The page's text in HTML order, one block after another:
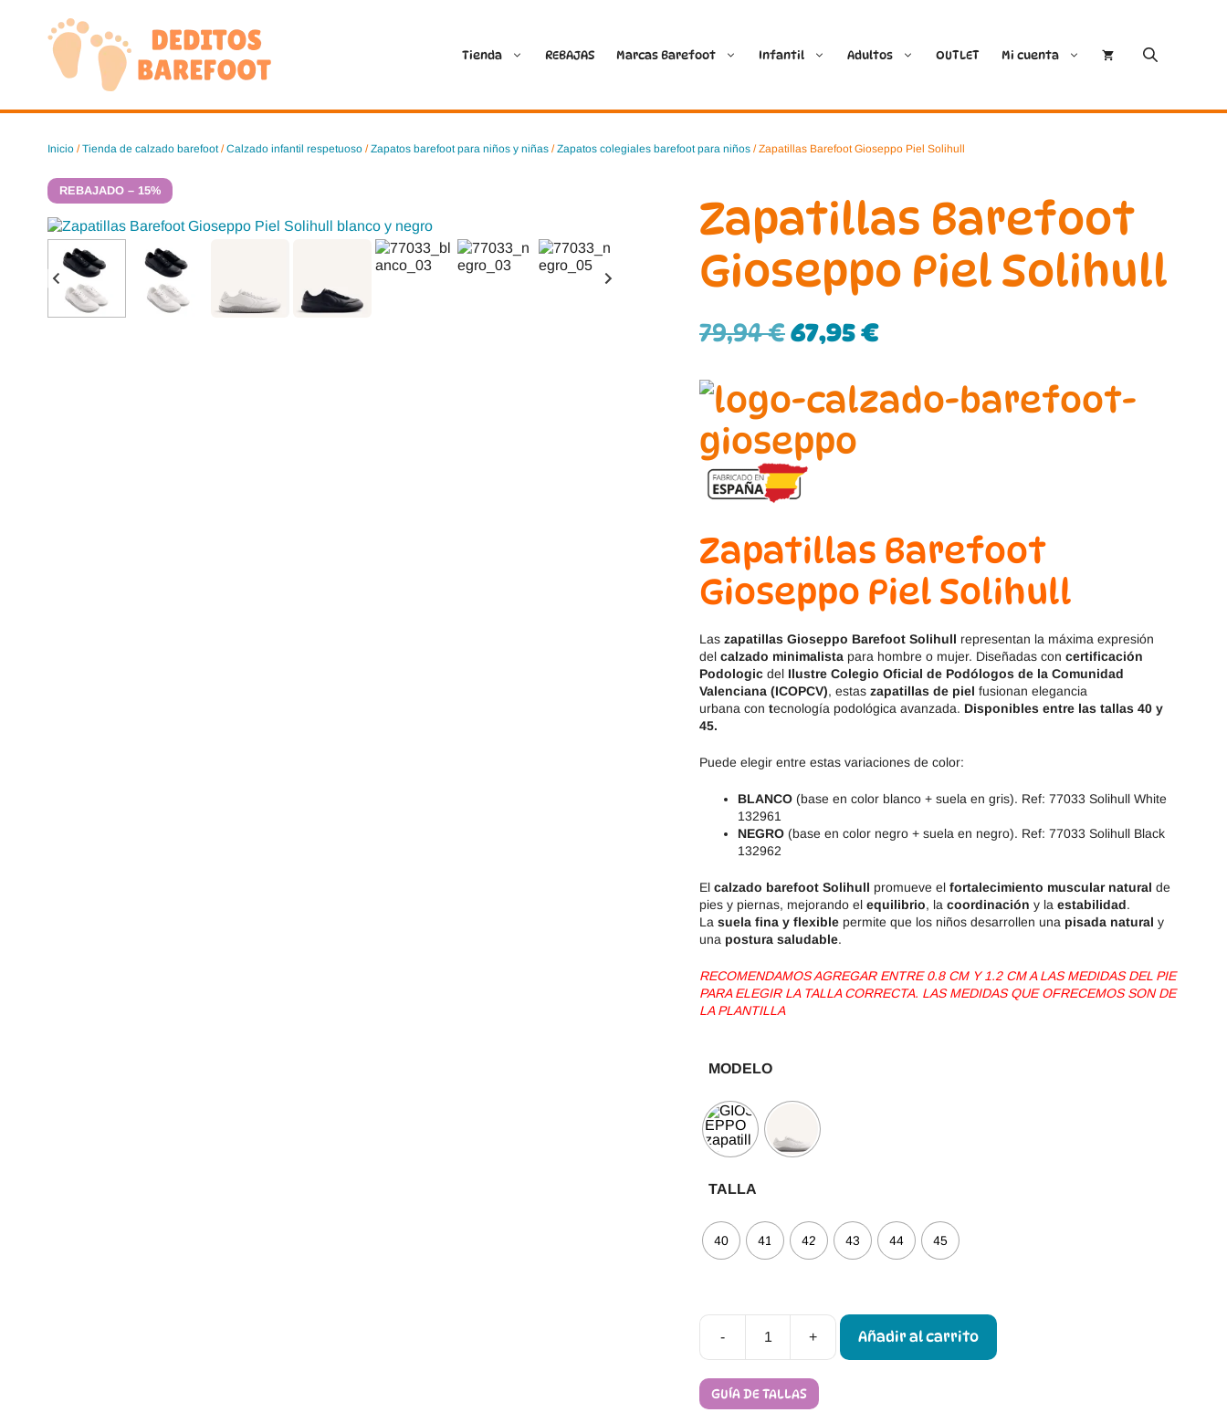
contenido
Tienda REBAJAS Marcas Barefoot
Ballop
Crave Barefoot
Batilas
Crecendo
Ipanema
Cóndor
Deditos
Demax
FlexiNens
Magical Shoes
Stitch & Walk
Vivant
Dodo Shoes
Igor
OmaKing
Titanitos
Tikki
Zapy
Infantil Adultos OUTLET Mi cuenta
Inicio /Tienda de calzado barefoot/Calzado infantil respetuoso /Zapatos barefoot para niños y niñas /Zapatos colegiales barefoot para niños / Zapatillas Barefoot Gioseppo Piel Solihull
REBAJADO – 15%
Zapatillas Barefoot
Gioseppo Piel Solihull
79,94€67,95€
Zapatillas Barefoot
Gioseppo Piel Solihull
Las zapatillas Gioseppo Barefoot Solihull representan la máxima expresión
del calzado minimalista para hombre o mujer. Diseñadas con certificación
Podologic del Ilustre Colegio Oficial de Podólogos de la Comunidad
Valenciana (ICOPCV), estas zapatillas de piel fusionan elegancia
urbana con tecnología podológica avanzada. Disponibles entre las tallas 40 y
45.
Puede elegir entre estas variaciones de color:
BLANCO (base en color blanco + suela en gris). Ref: 77033 Solihull White
132961
NEGRO (base en color negro + suela en negro). Ref: 77033 Solihull Black
132962
El calzado barefoot Solihull promueve el fortalecimiento muscular natural de
pies y piernas, mejorando el equilibrio, la coordinación y la estabilidad.
La suela fina y flexible permite que los niños desarrollen una pisada natural y
una postura saludable.
RECOMENDAMOS AGREGAR ENTRE 0.8 CM Y 1.2 CM A LAS MEDIDAS DEL PIE
PARA ELEGIR LA TALLA CORRECTA. LAS MEDIDAS QUE OFRECEMOS SON DE
LA PLANTILLA
MODELO
TALLA
40 41 42 43 44 45
-
Zapatillas
Barefoot
Gioseppo
Piel
Solihull
+ Añadir al carrito
GUÍA DE TALLAS